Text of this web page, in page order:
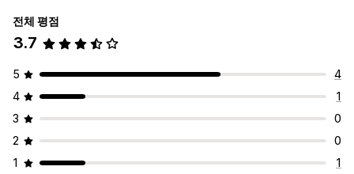
전체 평점
3.7
5
4
4
1
3
0
2
0
1
1